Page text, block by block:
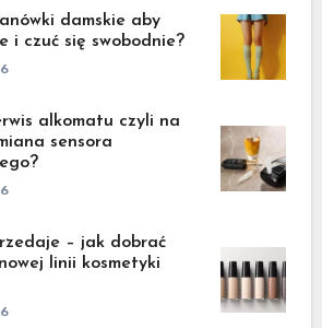
damskie aby
i czuć się swobodnie?
alkomatu czyli na
sensora
– jak dobrać
linii kosmetyki